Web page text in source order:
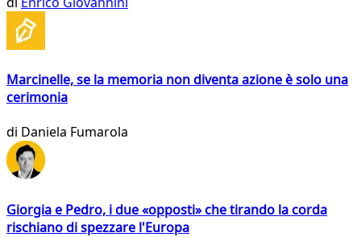
Marcinelle, se la memoria non diventa azione è solo una
cerimonia
di Daniela Fumarola
Giorgia e Pedro, i due «opposti» che tirando la corda
rischiano di spezzare l'Europa